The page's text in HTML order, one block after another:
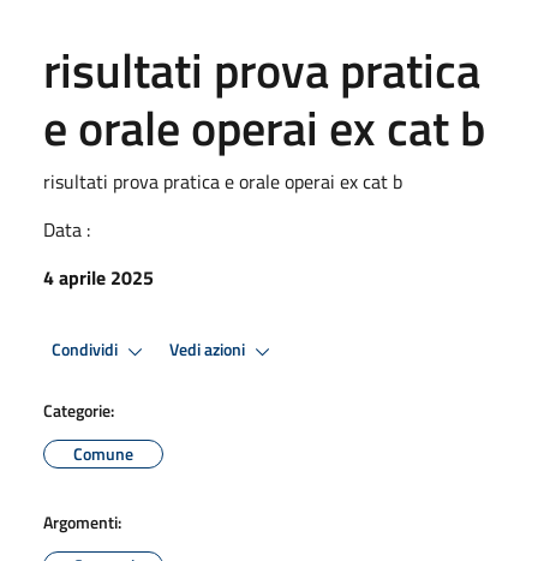
risultati prova pratica
e orale operai ex cat b
risultati prova pratica e orale operai ex cat b
Data :
4 aprile 2025
Condividi Vedi azioni
Categorie:
Comune
Argomenti: